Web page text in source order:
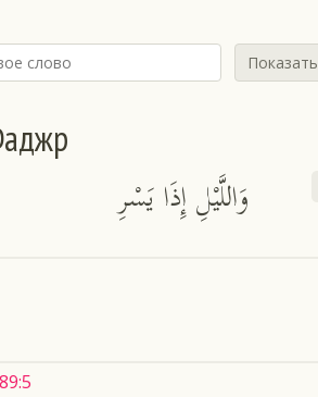
Показать
وَاللَّيْلِ إِذَا يَسْرِ
89:5